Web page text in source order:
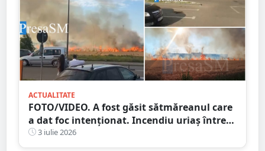
ACTUALITATE
FOTO/VIDEO. A fost găsit sătmăreanul care
a dat foc intenționat. Incendiu uriaș între
Dedeman și Auchan, în Satu Mare
3 iulie 2026